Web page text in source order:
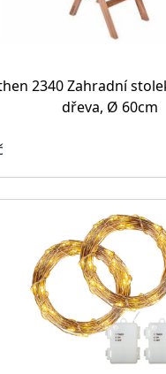
2340 Zahradní
dřeva, Ø 60cm